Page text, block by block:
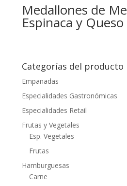
Medallones de
Espinaca y
Categorías del producto
Empanadas
Especialidades Gastronómicas
Especialidades Retail
Frutas y Vegetales
Esp. Vegetales
Frutas
Hamburguesas
Carne